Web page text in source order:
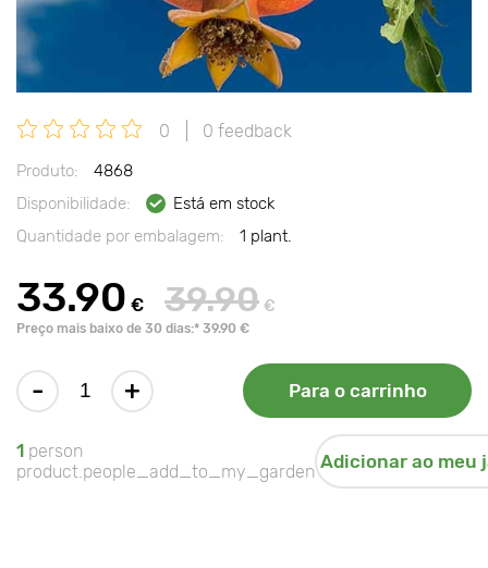
0 0 feedback
Produto:
4868
Disponibilidade:
Está em stock
Quantidade por embalagem:
1 plant.
33.90 € 39.90 €
Preço mais baixo de 30 dias:* 39.90 €
- + Para o carrinho
1 person
product.people_add_to_my_garden Adicionar ao meu